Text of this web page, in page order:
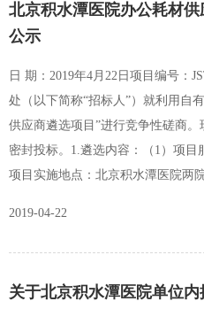
北京积水潭医院办公耗材
公示
日 期：2019年4月22日项目编号：JST201916北京积水潭医院资产管理
处（以下简称“招标人”）就利用自
供应商遴选项目”进行竞争性磋商
密封投标。1.遴选内容：（1）项目
项目实施地点：北京积水潭医院两
拆分，不完整的报价将被拒绝。竞
磋商文件的获取：（1）获取方式：
2019-04-22
关于北京积水潭医院单位